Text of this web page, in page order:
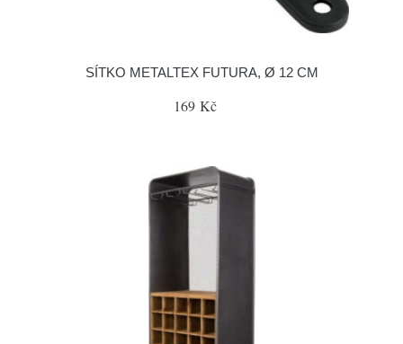
SÍTKO METALTEX FUTURA, Ø 12 CM
169 Kč